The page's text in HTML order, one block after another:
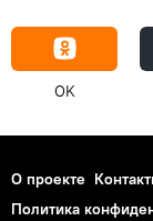
OK
О проекте
Политика